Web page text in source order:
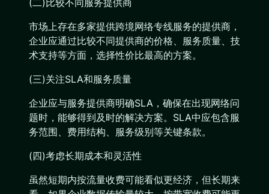
(二)比较不同服务提供商
市场上存在多家提供跨境网络专线服务的提供商，
企业应通过比较不同提供商的价格、服务质量、技
术支持等方面，选择性价比最高的方案。
(三)关注SLA和服务质量
企业应与服务提供商明确SLA，确保在出现网络问
题时，能够得到及时的解决方案。SLA中应包含服
务范围、费用结构、服务级别等关键条款。
(四)考虑长期成本和灵活性
虽然短期内按流量收费可能看似更经济，但长期来